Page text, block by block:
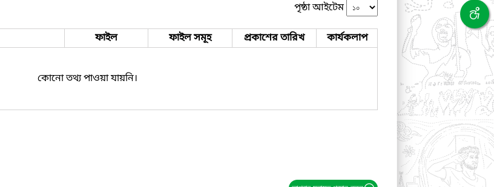
পৃষ্ঠা আইটেম
ফাইল ফাইল সমূহ প্রকাশের তারিখ কার্যকলাপ
কোনো তথ্য পাওয়া যায়নি।